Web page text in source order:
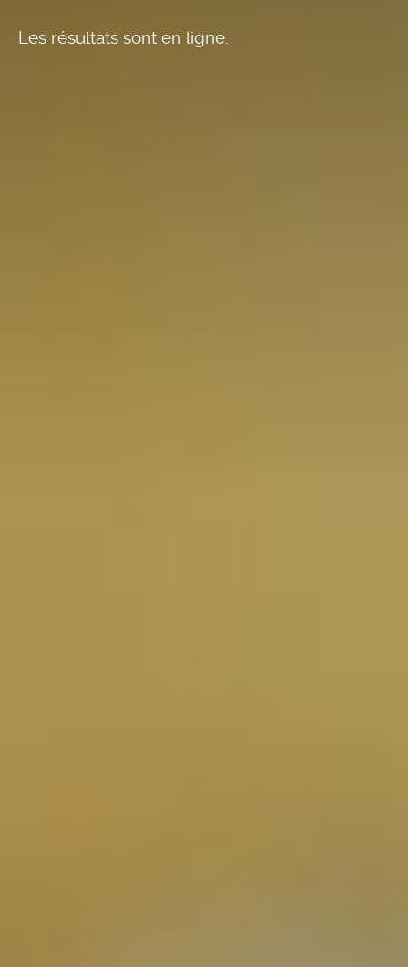
Les résultats sont en ligne.